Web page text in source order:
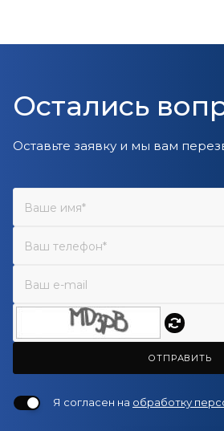
Остались
Оставьте заявку и мы вам
ОТПРАВИТЬ
Я согласен на обработку